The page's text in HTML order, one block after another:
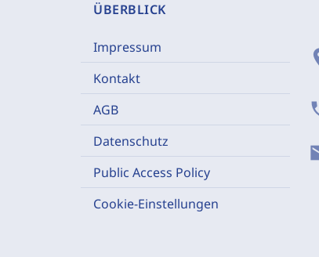
ÜBERBLICK
Impressum
Kontakt
AGB
Datenschutz
Public Access Policy
Cookie-Einstellungen